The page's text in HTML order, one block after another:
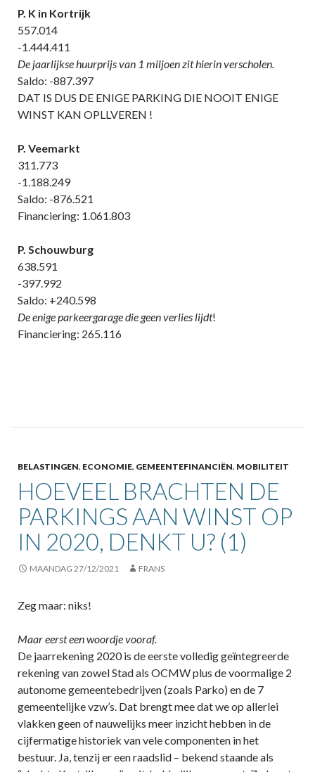
P. K in Kortrijk
557.014
-1.444.411
De jaarlijkse huurprijs van 1 miljoen zit hierin verscholen.
Saldo: -887.397
DAT IS DUS DE ENIGE PARKING DIE NOOIT ENIGE
WINST KAN OPLLVEREN !
P. Veemarkt
311.773
-1.188.249
Saldo: -876.521
Financiering: 1.061.803
P. Schouwburg
638.591
-397.992
Saldo: +240.598
De enige parkeergarage die geen verlies lijdt!
Financiering: 265.116
BELASTINGEN, ECONOMIE, GEMEENTEFINANCIËN, MOBILITEIT
HOEVEEL BRACHTEN DE
PARKINGS AAN WINST OP
IN 2020, DENKT U? (1)
MAANDAG 27/12/2021 FRANS
Zeg maar: niks!
Maar eerst een woordje vooraf.
De jaarrekening 2020 is de eerste volledig geïntegreerde
rekening van zowel Stad als OCMW plus de voormalige 2
autonome gemeentebedrijven (zoals Parko) en de 7
gemeentelijke vzw’s. Dat brengt mee dat we op allerlei
vlakken geen of nauwelijks meer inzicht hebben in de
cijfermatige historiek van vele componenten in het
bestuur. Ja, tenzij er een raadslid – bekend staande als